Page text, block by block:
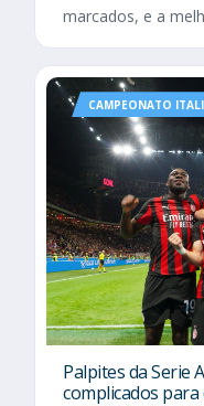
marcados, e a
CAMPEONATO
Palpites da Serie
complicados